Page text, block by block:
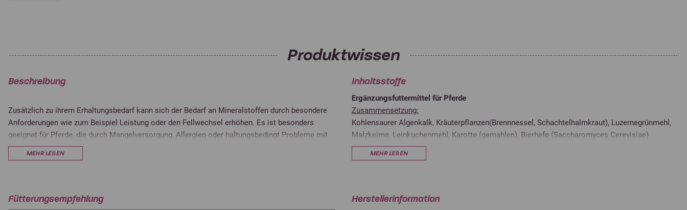
Produktwissen
Beschreibung
Zusätzlich zu ihrem Erhaltungsbedarf kann sich der Bedarf an Mineralstoffen durch besondere
Anforderungen wie zum Beispiel Leistung oder den Fellwechsel erhöhen. Es ist besonders
geeignet für Pferde, die durch Mangelversorgung, Allergien oder haltungsbedingt Probleme mit
den Hufen oder dem Haarkleid haben. NATURE’S BEST Vita Kiesel wurde speziell entwickelt, um
diesen Bedarf von Zink, Biotin und Methionin zu decken. Verschiedene Komponenten wir
eine gezielte Rationsergänzung gedeckt.
MEHR LESEN
Fütterungsempfehlung
Inhaltsstoffe
Ergänzungsfuttermittel für Pferde
Zusammensetzung:
Kohlensaurer Algenkalk, Kräuterpflanzen(Brennnessel, Schachtelhalmkraut), Luzernegrünmehl,
Malzkeime, Leinkuchenmehl, Karotte (gemahlen), Bierhefe (Saccharomyces Cerevisiae)
Analytische Bestandteile und Gehalte:
Calcium
MEHR LESEN
Herstellerinformation